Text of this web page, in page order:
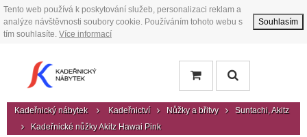
Tento web používá k poskytování služeb, personalizaci reklam a
analýze návštěvnosti soubory cookie. Používáním tohoto webu s
tím souhlasíte. Více informací
Souhlasím
Kadeřnický nábytek Kadeřnictví Nůžky a břitvy
Suntachi, Akitz
Kadeřnické nůžky Akitz Hawai Pink